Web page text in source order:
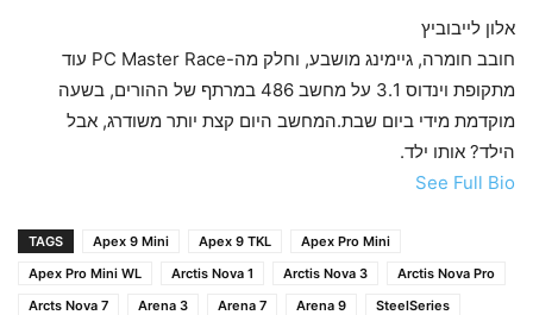
אלון לייבוביץ
חובב חומרה, גיימינג מושבע, וחלק מה-PC Master Race עוד
מתקופת וינדוס 3.1 על מחשב 486 במרתף של ההורים, בשעה
מוקדמת מידי ביום שבת.המחשב היום קצת יותר משודרג, אבל
הילד? אותו ילד.
See Full Bio
TAGS Apex 9 Mini Apex 9 TKL
Apex Pro Mini
Apex Pro Mini WL
Arctis Nova 1 Arctis Nova 3
Arctis Nova Pro
Arcts Nova 7
Arena 3 Arena 7 Arena 9
SteelSeries